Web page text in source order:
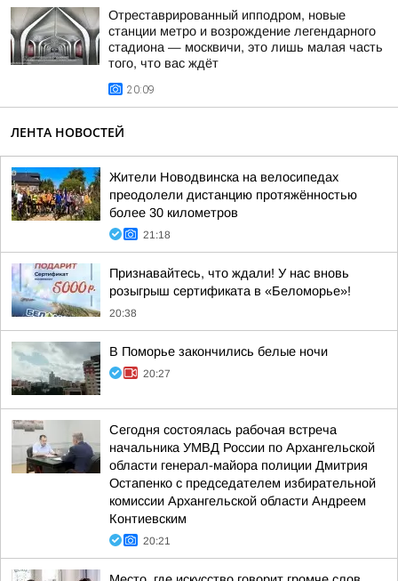
Отреставрированный ипподром, новые
станции метро и возрождение легендарного
стадиона — москвичи, это лишь малая часть
того, что вас ждёт
20:09
ЛЕНТА НОВОСТЕЙ
Жители Новодвинска на велосипедах
преодолели дистанцию протяжённостью
более 30 километров
21:18
Признавайтесь, что ждали! У нас вновь
розыгрыш сертификата в «Беломорье»!
20:38
В Поморье закончились белые ночи
20:27
Сегодня состоялась рабочая встреча
начальника УМВД России по Архангельской
области генерал-майора полиции Дмитрия
Остапенко с председателем избирательной
комиссии Архангельской области Андреем
Контиевским
20:21